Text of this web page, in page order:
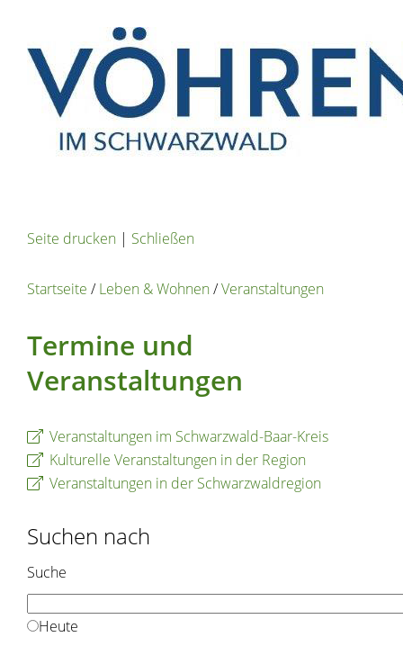
Seite drucken | Schließen
Startseite /Leben & Wohnen/Veranstaltungen
Termine und
Veranstaltungen
Veranstaltungen im Schwarzwald-Baar-Kreis
Kulturelle Veranstaltungen in der Region
Veranstaltungen in der Schwarzwaldregion
Suchen nach
Suche
Heute